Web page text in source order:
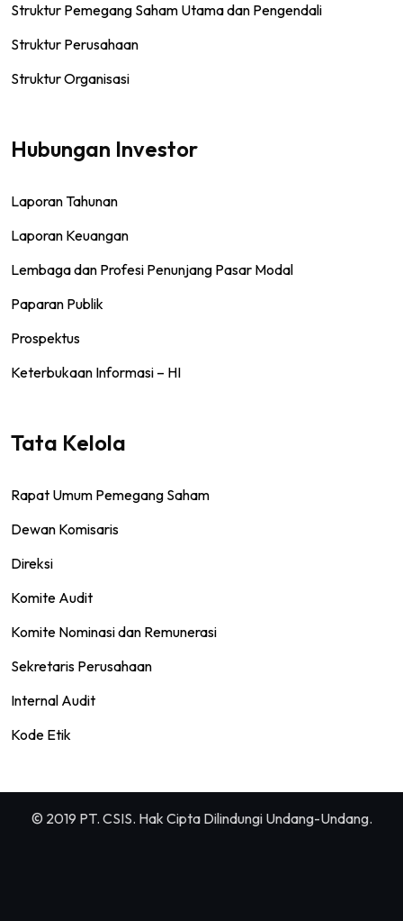
Struktur Pemegang Saham Utama dan Pengendali
Struktur Perusahaan
Struktur Organisasi
Hubungan Investor
Laporan Tahunan
Laporan Keuangan
Lembaga dan Profesi Penunjang Pasar Modal
Paparan Publik
Prospektus
Keterbukaan Informasi – HI
Tata Kelola
Rapat Umum Pemegang Saham
Dewan Komisaris
Direksi
Komite Audit
Komite Nominasi dan Remunerasi
Sekretaris Perusahaan
Internal Audit
Kode Etik
© 2019 PT. CSIS. Hak Cipta Dilindungi Undang-Undang.